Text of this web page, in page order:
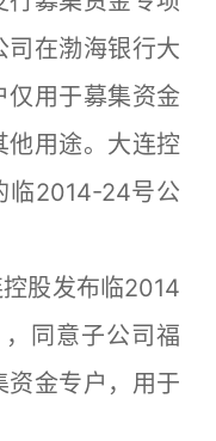
司在渤海银行大
仅用于募集资金
他用途。大连控
临2014-24号公
股发布临2014
同意子公司福
资金专户，用于